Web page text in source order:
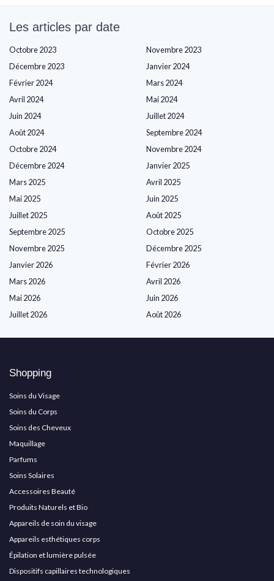
Les articles par date
Octobre 2023
Novembre 2023
Décembre 2023
Janvier 2024
Février 2024
Mars 2024
Avril 2024
Mai 2024
Juin 2024
Juillet 2024
Août 2024
Septembre 2024
Octobre 2024
Novembre 2024
Décembre 2024
Janvier 2025
Mars 2025
Avril 2025
Mai 2025
Juin 2025
Juillet 2025
Août 2025
Septembre 2025
Octobre 2025
Novembre 2025
Décembre 2025
Janvier 2026
Février 2026
Mars 2026
Avril 2026
Mai 2026
Juin 2026
Juillet 2026
Août 2026
Shopping
Soins du Visage
Soins du Corps
Soins des Cheveux
Maquillage
Parfums
Soins Solaires
Accessoires Beauté
Produits Naturels et Bio
Appareils de soin du visage
Appareils esthétiques corps
Épilation et lumière pulsée
Dispositifs capillaires technologiques